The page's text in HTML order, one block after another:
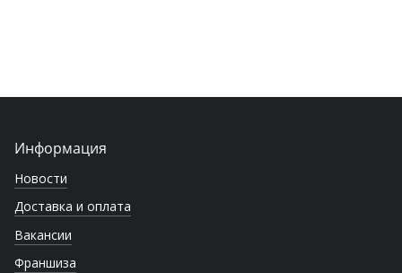
Информация
Новости
Доставка и оплата
Вакансии
Франшиза